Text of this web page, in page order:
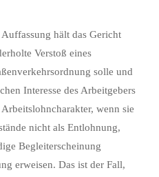
hält das Gericht
Verstoß eines
solle und
Interesse des Arbeitgebers
wenn sie
nicht als Entlohnung,
Begleiterscheinung
erweisen. Das ist der Fall,